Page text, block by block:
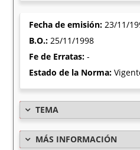
Fecha de emisión:23/11/
B.O.:25/11/1998
Fe de Erratas:-
Estado de la Norma:
TEMA
MÁS INFORMACIÓN